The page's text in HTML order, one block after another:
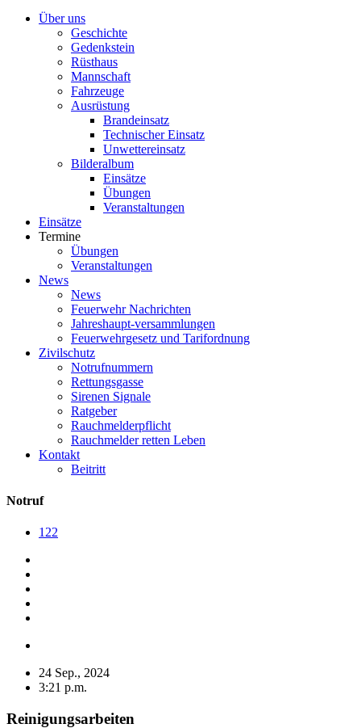
Über uns
Geschichte
Gedenkstein
Rüsthaus
Mannschaft
Fahrzeuge
Ausrüstung
Brandeinsatz
Technischer Einsatz
Unwettereinsatz
Bilderalbum
Einsätze
Übungen
Veranstaltungen
Einsätze
Termine
Übungen
Veranstaltungen
News
News
Feuerwehr Nachrichten
Jahreshaupt-versammlungen
Feuerwehrgesetz und Tarifordnung
Zivilschutz
Notrufnummern
Rettungsgasse
Sirenen Signale
Ratgeber
Rauchmelderpflicht
Rauchmelder retten Leben
Kontakt
Beitritt
Notruf
122
24 Sep., 2024
3:21 p.m.
Reinigungsarbeiten